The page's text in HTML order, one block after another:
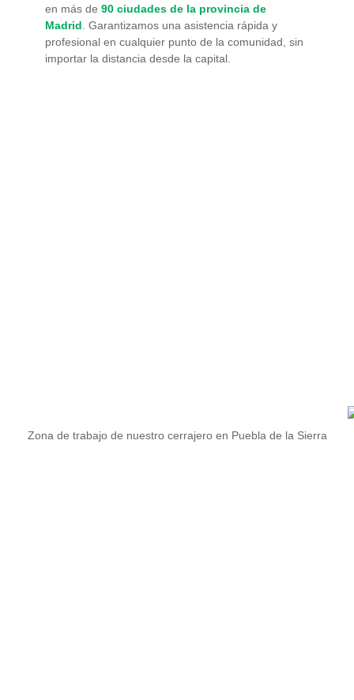
en más de90 ciudades de la provincia de
Madrid . Garantizamos una asistencia rápida y
profesional en cualquier punto de la comunidad, sin
importar la distancia desde la capital.
Zona de trabajo de nuestro cerrajero en Puebla de la Sierra